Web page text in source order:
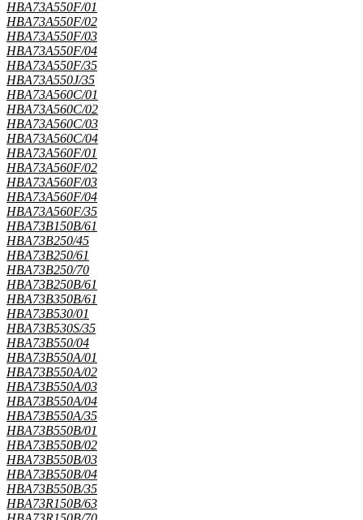
HBA73A550F/01
HBA73A550F/02
HBA73A550F/03
HBA73A550F/04
HBA73A550F/35
HBA73A550J/35
HBA73A560C/01
HBA73A560C/02
HBA73A560C/03
HBA73A560C/04
HBA73A560F/01
HBA73A560F/02
HBA73A560F/03
HBA73A560F/04
HBA73A560F/35
HBA73B150B/61
HBA73B250/45
HBA73B250/61
HBA73B250/70
HBA73B250B/61
HBA73B350B/61
HBA73B530/01
HBA73B530S/35
HBA73B550/04
HBA73B550A/01
HBA73B550A/02
HBA73B550A/03
HBA73B550A/04
HBA73B550A/35
HBA73B550B/01
HBA73B550B/02
HBA73B550B/03
HBA73B550B/04
HBA73B550B/35
HBA73R150B/63